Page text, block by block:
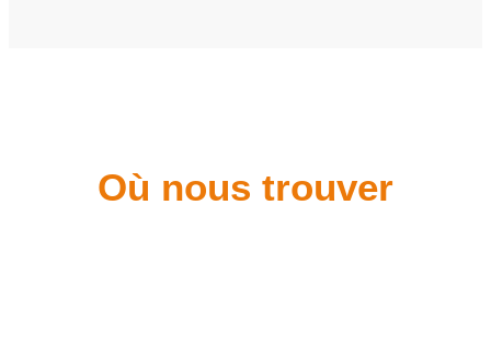
Où nous trouver